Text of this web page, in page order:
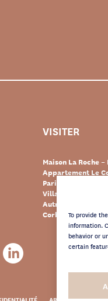
To provide
information.
behavior or
certain
VISITER
Maison La Roche
Appartement Le
Paris
Villa « Le Lac » –
Autres
Corbusier